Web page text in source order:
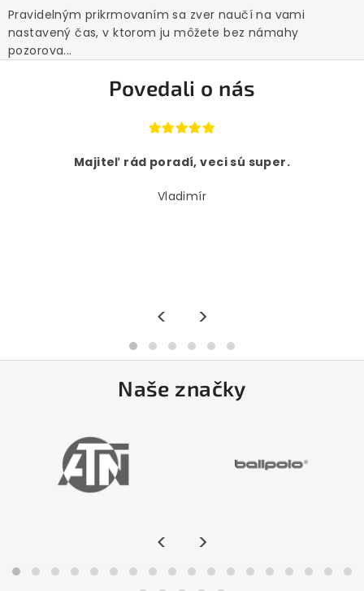
Pravidelným prikrmovaním sa zver naučí na vami
nastavený čas, v ktorom ju môžete bez námahy
pozorova...
Povedali o nás
Majiteľ rád poradí, veci sú super.
Vladimír
< >
Naše značky
< >